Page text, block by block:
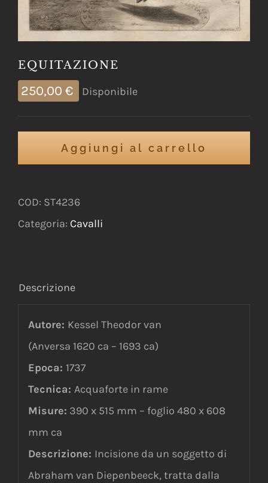
EQUITAZIONE
250,00 € Disponibile
Aggiungi al carrello
COD: ST4236
Categoria: Cavalli
Descrizione
Autore: Kessel Theodor van
(Anversa 1620 ca – 1693 ca)
Epoca: 1737
Tecnica: Acquaforte in rame
Misure: 390 x 515 mm – foglio 480 x 608
mm ca
Descrizione: Incisione da un soggetto di
Abraham van Diepenbeeck, tratta dalla